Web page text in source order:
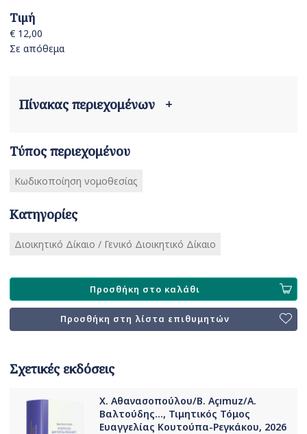
Τιμή
€ 12,00
Σε απόθεμα
Πίνακας περιεχομένων +
Τύπος περιεχομένου
Κωδικοποίηση νομοθεσίας
Κατηγορίες
Διοικητικό Δίκαιο / Γενικό Διοικητικό Δίκαιο
Προσθήκη στο καλάθι
Προσθήκη στη λίστα επιθυμητών
Σχετικές εκδόσεις
Χ. Αθανασοπούλου/B. Açımuz/Α.
Βαλτούδης..., Τιμητικός Τόμος
Ευαγγελίας Κουτούπα-Ρεγκάκου, 2026